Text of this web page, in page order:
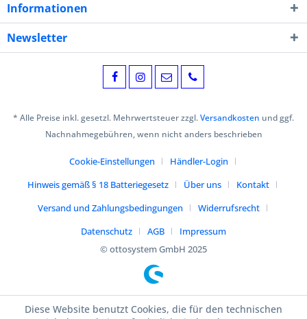
Informationen
Newsletter
* Alle Preise inkl. gesetzl. Mehrwertsteuer zzgl.Versandkosten und ggf.
Nachnahmegebühren, wenn nicht anders beschrieben
Cookie-Einstellungen
Händler-Login
Hinweis gemäß § 18 Batteriegesetz
Über uns
Kontakt
Versand und Zahlungsbedingungen
Widerrufsrecht
Datenschutz
AGB
Impressum
© ottosystem GmbH 2025
Diese Website benutzt Cookies, die für den technischen